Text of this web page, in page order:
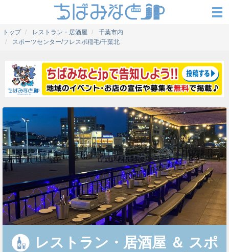
トップ レストラン・居酒屋
千葉市内
スポーツセンター/フレスポ稲毛/千葉北
レストラン・居酒屋 ＆ スポ